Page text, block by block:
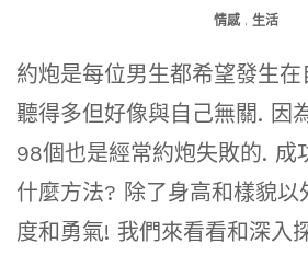
情感. 生活
約炮是每位男生都希望發生
聽得多但好像與自己無關. 因
98個也是經常約炮失敗的. 成
什麼方法? 除了身高和樣貌
度和勇氣! 我們來看看和深入